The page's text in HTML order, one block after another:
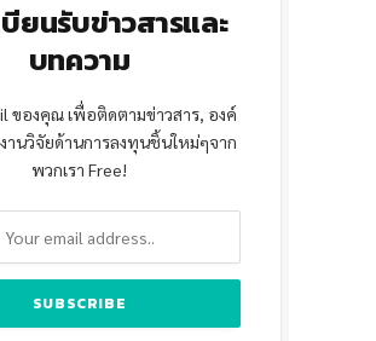
บียนรับข่าวสารและ
บทความ
ของคุณ เพื่อติดตามข่าวสาร, องค์
านวิจัยด้านการลงทุนชิ้นใหม่ๆจาก
พวกเรา Free!